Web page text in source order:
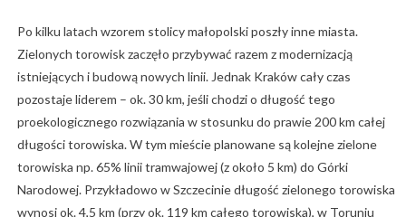
Po kilku latach wzorem stolicy małopolski poszły inne miasta.
Zielonych torowisk zaczęło przybywać razem z modernizacją
istniejących i budową nowych linii. Jednak Kraków cały czas
pozostaje liderem – ok. 30 km, jeśli chodzi o długość tego
proekologicznego rozwiązania w stosunku do prawie 200 km całej
długości torowiska. W tym mieście planowane są kolejne zielone
torowiska np. 65% linii tramwajowej (z około 5 km) do Górki
Narodowej. Przykładowo w Szczecinie długość zielonego torowiska
wynosi ok. 4,5 km (przy ok. 119 km całego torowiska), w Toruniu